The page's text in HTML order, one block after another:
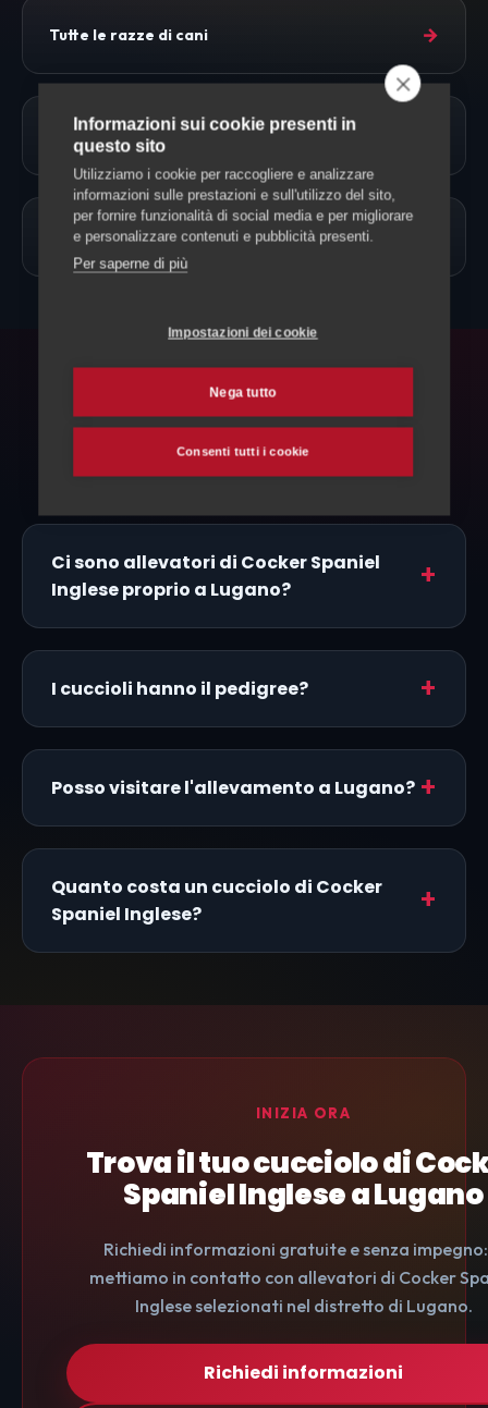
Tutte le razze di cani →
Approfondimenti
Allevamento Cani
FAQ
Domande frequenti
Ci sono allevatori di Cocker Spaniel
Inglese proprio a Lugano?
I cuccioli hanno il pedigree?
Posso visitare l'allevamento a Lugano?
Quanto costa un cucciolo di Cocker
Spaniel Inglese?
INIZIA ORA
Trova il tuo cucciolo di
Spaniel Inglese a Lugano
Richiedi informazioni gratuite e senza
mettiamo in contatto con allevatori di Cocker
Inglese selezionati nel distretto di Lugano.
Richiedi informazioni
Informazioni sui cookie presenti in
questo sito
Utilizziamo i cookie per raccogliere e analizzare
informazioni sulle prestazioni e sull'utilizzo del sito,
per fornire funzionalità di social media e per migliorare
e personalizzare contenuti e pubblicità presenti.
Per saperne di più
Impostazioni dei cookie
Nega tutto
Consenti tutti i cookie